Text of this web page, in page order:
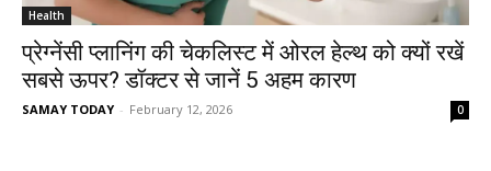
Health
प्रेग्नेंसी प्लानिंग की चेकलिस्ट में ओरल हेल्थ को क्यों रखें
सबसे ऊपर? डॉक्टर से जानें 5 अहम कारण
SAMAY TODAY - February 12, 2026 0